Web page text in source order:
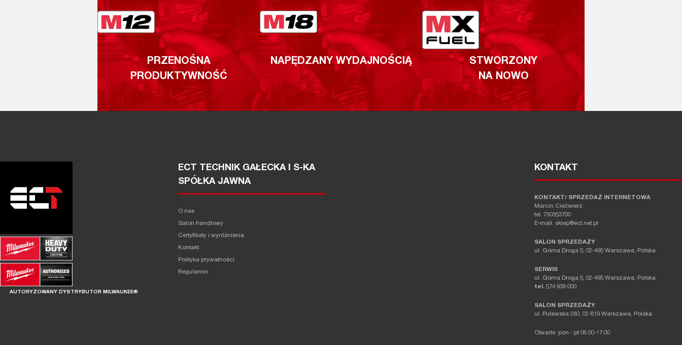
PRZENOŚNA
PRODUKTYWNOŚĆ
NAPĘDZANY WYDAJNOŚCIĄ
STWORZONY
NA NOWO
AUTORYZOWANY DYSTRYBUTOR MILWAUKEE®
ECT TECHNIK GAŁECKA I S-KA
SPÓŁKA JAWNA
O nas
Salon handlowy
Certyfikaty i wyróżnienia
Kontakt
Polityka prywatności
Regulamin
KONTAKT
KONTAKT/ SPRZEDAŻ INTERNETOWA
Marcin Ciećwierz
tel. 730353700
E-mail: sklep@ect.net.pl
SALON SPRZEDAŻY
ul. Górna Droga 5, 02-495 Warszawa, Polska
SERWIS
ul. Górna Droga 5, 02-495 Warszawa, Polska
tel. 574 938 000
SALON SPRZEDAŻY
ul. Puławska 280, 02-819 Warszawa, Polska
Otwarte: pon - pt 08:00-17:00